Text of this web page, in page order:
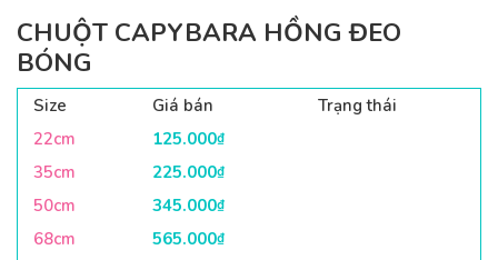
CHUỘT CAPYBARA HỒNG ĐEO
BÓNG
Size Giá bán
Trạng thái
22cm
125.000₫
35cm 225.000₫
50cm 345.000₫
68cm 565.000₫